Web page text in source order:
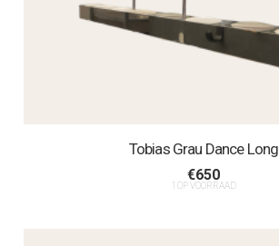
Tobias Grau Dance Long
€650
1 OP VOORRAAD